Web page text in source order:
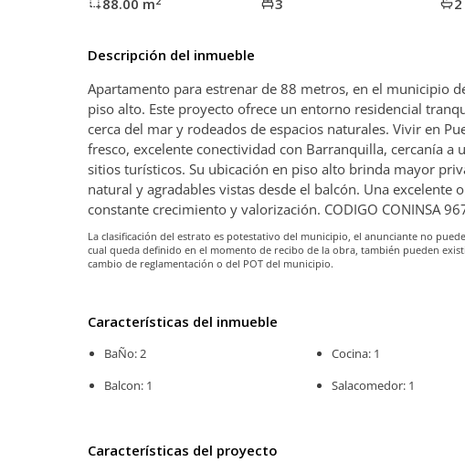
88.00 m 3 2
Descripción del inmueble
Apartamento para estrenar de 88 metros, en el municipio
piso alto. Este proyecto ofrece un entorno residencial
cerca del mar y rodeados de espacios naturales. Vivir en
fresco, excelente conectividad con Barranquilla, cercanía
sitios turísticos. Su ubicación en piso alto brinda mayor
natural y agradables vistas desde el balcón. Una
constante crecimiento y valorización. CODIGO CONINSA
La clasificación del estrato es potestativo del municipio, el anunciante no
cual queda definido en el momento de recibo de la obra, también pueden
cambio de reglamentación o del POT del municipio.
Características del inmueble
BaÑo: 2
Balcon: 1
Cocina: 1
Salacomedor: 1
Características del proyecto